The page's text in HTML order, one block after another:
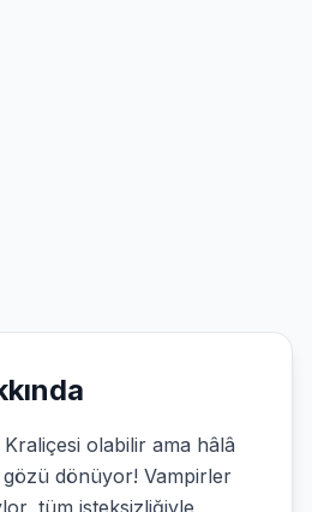
olabilir ama hâlâ
dönüyor! Vampirler
tüm isteksizliğiyle